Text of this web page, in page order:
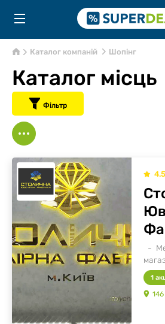
Каталог компаній Шопінг
Каталог місць
Фільтр
4.5
1
146